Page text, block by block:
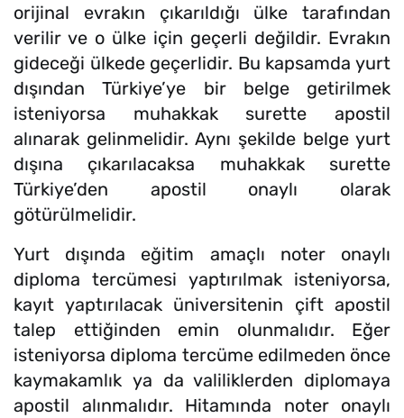
orijinal evrakın çıkarıldığı ülke tarafından
verilir ve o ülke için geçerli değildir. Evrakın
gideceği ülkede geçerlidir. Bu kapsamda yurt
dışından Türkiye’ye bir belge getirilmek
isteniyorsa muhakkak surette apostil
alınarak gelinmelidir. Aynı şekilde belge yurt
dışına çıkarılacaksa muhakkak surette
Türkiye’den apostil onaylı olarak
götürülmelidir.
Yurt dışında eğitim amaçlı noter onaylı
diploma tercümesi yaptırılmak isteniyorsa,
kayıt yaptırılacak üniversitenin çift apostil
talep ettiğinden emin olunmalıdır. Eğer
isteniyorsa diploma tercüme edilmeden önce
kaymakamlık ya da valiliklerden diplomaya
apostil alınmalıdır. Hitamında noter onaylı